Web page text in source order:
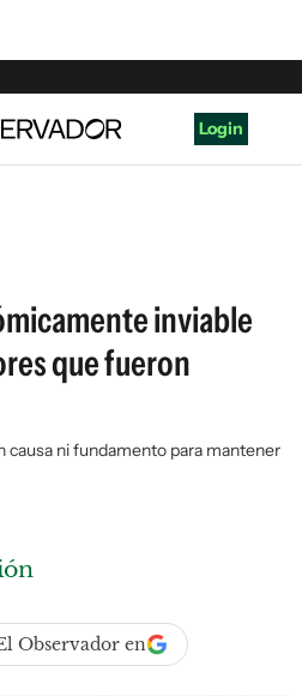
Login
inviable
que fueron
ni fundamento para mantener
Observador en